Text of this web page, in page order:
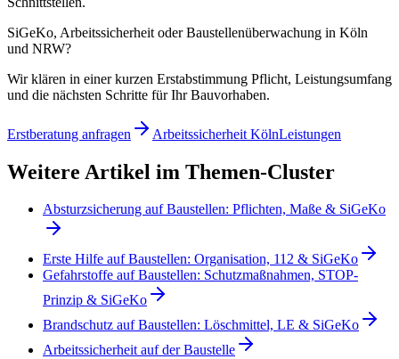
SiGeKo, Arbeitssicherheit oder Baustellenüberwachung in Köln
und NRW?
Wir klären in einer kurzen Erstabstimmung Pflicht, Leistungsumfang
und die nächsten Schritte für Ihr Bauvorhaben.
Erstberatung anfragen Arbeitssicherheit KölnLeistungen
Weitere Artikel im Themen-Cluster
Absturzsicherung auf Baustellen: Pflichten, Maße & SiGeKo
Erste Hilfe auf Baustellen: Organisation, 112 & SiGeKo
Gefahrstoffe auf Baustellen: Schutzmaßnahmen, STOP-
Prinzip & SiGeKo
Brandschutz auf Baustellen: Löschmittel, LE & SiGeKo
Arbeitssicherheit auf der Baustelle